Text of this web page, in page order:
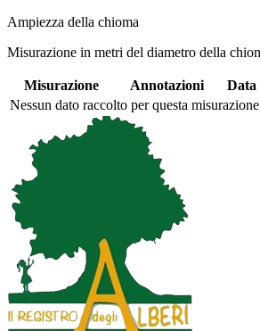
Ampiezza della chioma
Misurazione in metri del diametro della
Misurazione Annotazioni
Data
Nessun dato raccolto per questa